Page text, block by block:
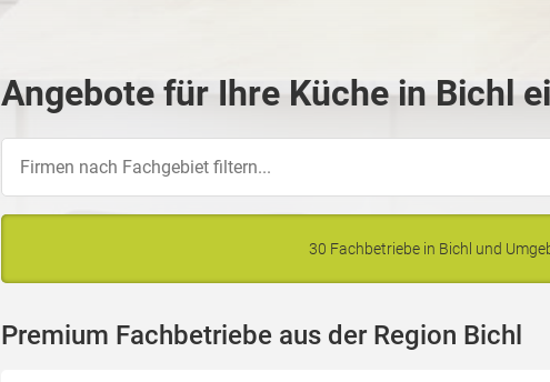
Angebote für Ihre Küche in Bichl
30 Fachbetriebe in Bichl und
Premium Fachbetriebe aus der Region Bichl